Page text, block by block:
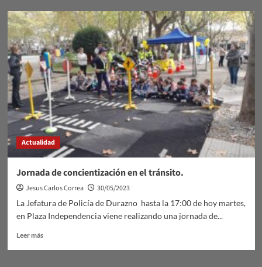
Sortearon
para
el
Programa
Oportunidad
Laboral.
Actualidad
Jornada de concientización en el tránsito.
Jesus Carlos Correa
30/05/2023
La Jefatura de Policía de Durazno hasta la 17:00 de hoy martes,
en Plaza Independencia viene realizando una jornada de...
Leer másLeer